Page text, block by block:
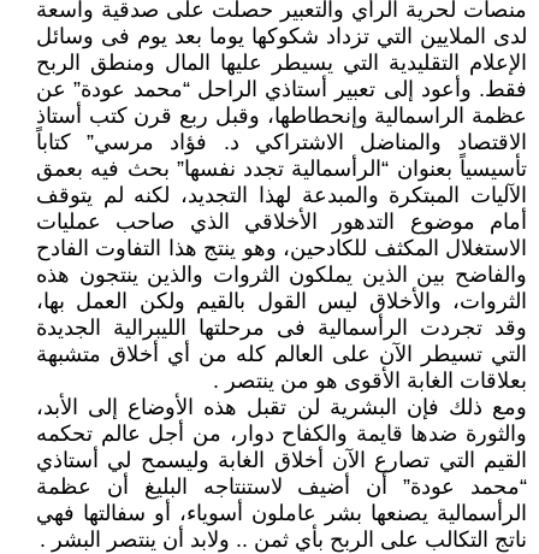
منصات لحرية الرأي والتعبير حصلت على صدقية واسعة
لدى الملايين التي تزداد شكوكها يوما بعد يوم فى وسائل
الإعلام التقليدية التي يسيطر عليها المال ومنطق الربح
فقط. وأعود إلى تعبير أستاذي الراحل “محمد عودة” عن
عظمة الراسمالية وإنحطاطها، وقبل ربع قرن كتب أستاذ
الاقتصاد والمناضل الاشتراكي د. فؤاد مرسي” كتاباً
تأسيسياً بعنوان “الرأسمالية تجدد نفسها” بحث فيه بعمق
الآليات المبتكرة والمبدعة لهذا التجديد، لكنه لم يتوقف
أمام موضوع التدهور الأخلاقي الذي صاحب عمليات
الاستغلال المكثف للكادحين، وهو ينتج هذا التفاوت الفادح
والفاضح بين الذين يملكون الثروات والذين ينتجون هذه
الثروات، والأخلاق ليس القول بالقيم ولكن العمل بها،
وقد تجردت الرأسمالية فى مرحلتها الليبرالية الجديدة
التي تسيطر الآن على العالم كله من أي أخلاق متشبهة
بعلاقات الغابة الأقوى هو من ينتصر .
ومع ذلك فإن البشرية لن تقبل هذه الأوضاع إلى الأبد،
والثورة ضدها قايمة والكفاح دوار، من أجل عالم تحكمه
القيم التي تصارع الآن أخلاق الغابة وليسمح لي أستاذي
“محمد عودة” أن أضيف لاستنتاجه البليغ أن عظمة
الرأسمالية يصنعها بشر عاملون أسوياء، أو سفالتها فهي
ناتج التكالب على الربح بأي ثمن .. ولابد أن ينتصر البشر .